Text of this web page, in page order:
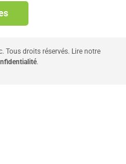
droits réservés. Lire notre
.